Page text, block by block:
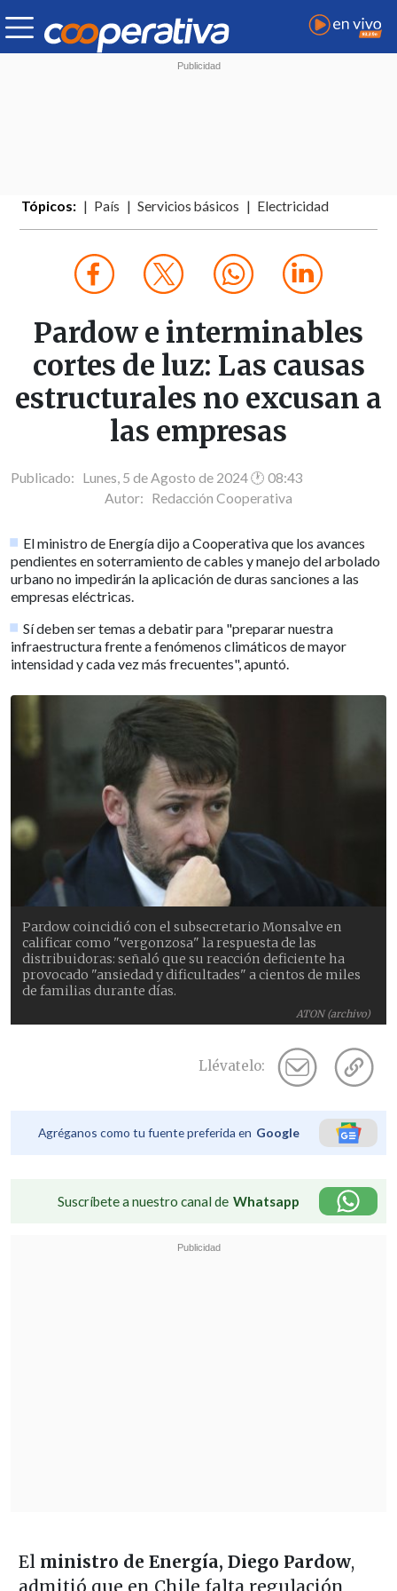
Tópicos: País Servicios básicos Electricidad
Pardow e interminables
cortes de luz: Las causas
estructurales no excusan a
las empresas
Publicado: Lunes, 5 de Agosto de 2024 🕐 08:43
Autor: Redacción Cooperativa
El ministro de Energía dijo a Cooperativa que los avances
pendientes en soterramiento de cables y manejo del arbolado
urbano no impedirán la aplicación de duras sanciones a las
empresas eléctricas.
Sí deben ser temas a debatir para "preparar nuestra
infraestructura frente a fenómenos climáticos de mayor
intensidad y cada vez más frecuentes", apuntó.
ATON (archivo)
Pardow coincidió con el subsecretario Monsalve en
calificar como "vergonzosa" la respuesta de las
distribuidoras: señaló que su reacción deficiente ha
provocado "ansiedad y dificultades" a cientos de miles
de familias durante días.
Llévatelo:
Agréganos como tu fuente preferida en Google
Suscríbete a nuestro canal de Whatsapp
El ministro de Energía, Diego Pardow,
admitió que en Chile falta regulación